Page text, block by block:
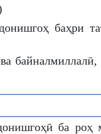
баҳри
ба роҳ